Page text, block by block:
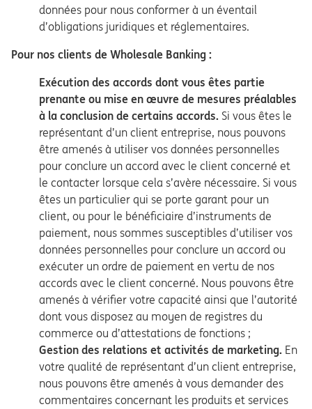
données pour nous conformer à un éventail
d’obligations juridiques et réglementaires.
Pour nos clients de Wholesale Banking :
Exécution des accords dont vous êtes partie
prenante ou mise en œuvre de mesures préalables
à la conclusion de certains accords. Si vous êtes le
représentant d’un client entreprise, nous pouvons
être amenés à utiliser vos données personnelles
pour conclure un accord avec le client concerné et
le contacter lorsque cela s’avère nécessaire. Si vous
êtes un particulier qui se porte garant pour un
client, ou pour le bénéficiaire d’instruments de
paiement, nous sommes susceptibles d’utiliser vos
données personnelles pour conclure un accord ou
exécuter un ordre de paiement en vertu de nos
accords avec le client concerné. Nous pouvons être
amenés à vérifier votre capacité ainsi que l’autorité
dont vous disposez au moyen de registres du
commerce ou d’attestations de fonctions ;
Gestion des relations et activités de marketing. En
votre qualité de représentant d’un client entreprise,
nous pouvons être amenés à vous demander des
commentaires concernant les produits et services